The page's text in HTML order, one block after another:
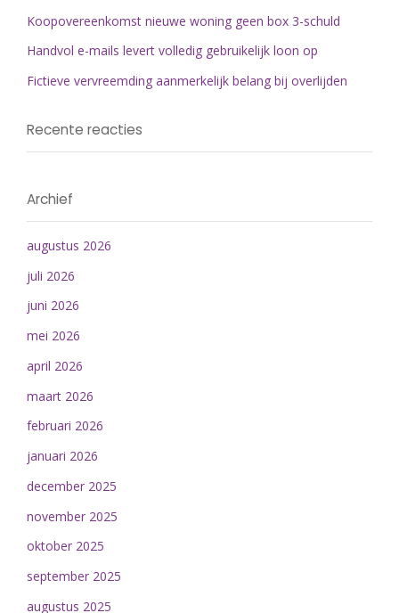
Koopovereenkomst nieuwe woning geen box 3-schuld
Handvol e-mails levert volledig gebruikelijk loon op
Fictieve vervreemding aanmerkelijk belang bij overlijden
Recente reacties
Archief
augustus 2026
juli 2026
juni 2026
mei 2026
april 2026
maart 2026
februari 2026
januari 2026
december 2025
november 2025
oktober 2025
september 2025
augustus 2025